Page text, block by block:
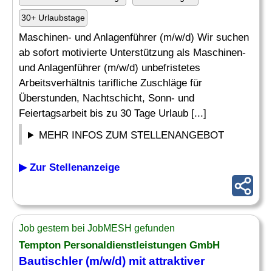
30+ Urlaubstage
Maschinen- und Anlagenführer (m/w/d) Wir suchen
ab sofort motivierte Unterstützung als Maschinen-
und Anlagenführer (m/w/d) unbefristetes
Arbeitsverhältnis tarifliche Zuschläge für
Überstunden, Nachtschicht, Sonn- und
Feiertagsarbeit bis zu 30 Tage Urlaub [...]
MEHR INFOS ZUM STELLENANGEBOT
▶ Zur Stellenanzeige
Job gestern bei JobMESH gefunden
Tempton Personaldienstleistungen GmbH
Bautischler (m/w/d) mit attraktiver